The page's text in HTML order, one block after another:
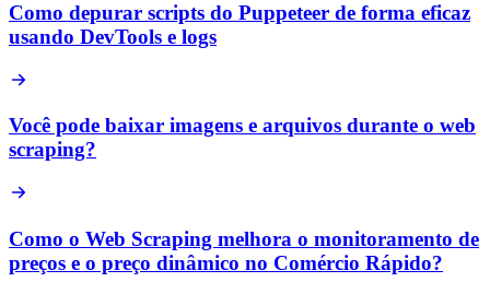
Como depurar scripts do Puppeteer de forma eficaz
usando DevTools e logs
Você pode baixar imagens e arquivos durante o web
scraping?
Como o Web Scraping melhora o monitoramento de
preços e o preço dinâmico no Comércio Rápido?